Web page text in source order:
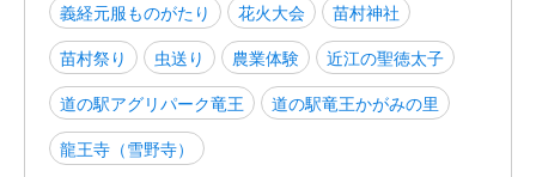
義経元服ものがたり
花火大会
苗村神社
苗村祭り
虫送り 農業体験
近江の聖徳太子
道の駅アグリパーク竜王
道の駅竜王かがみの里
龍王寺（雪野寺）